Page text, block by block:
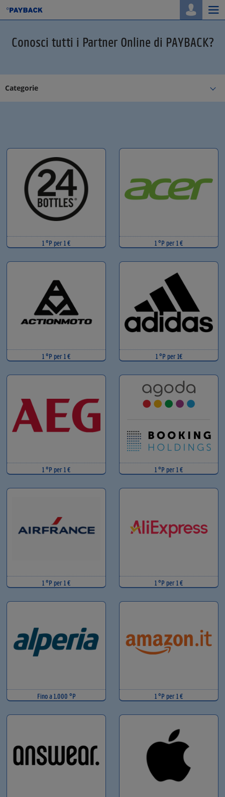
Conosci tutti i Partner Online di PAYBACK?
Categorie
1 °P per 1 € 1 °P per 1 €
1 °P per 1 € 1 °P per 1€
1 °P per 1 € 1 °P per 1 €
1 °P per 1 € 1 °P per 1 €
Fino a 1.000 °P 1 °P per 1 €